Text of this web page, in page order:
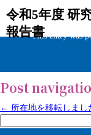
令和5年度 研
報告書This entry was
Post
← 所在地を移転しまし
索: